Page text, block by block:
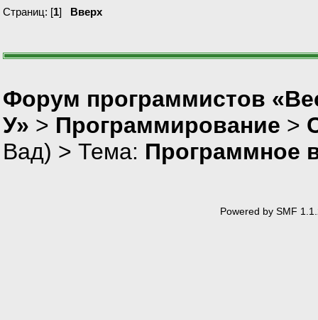
Страниц: [1] Вверх
Форум программистов
У» > Программирование >
Вад) > Тема: Программное
Powered by SMF